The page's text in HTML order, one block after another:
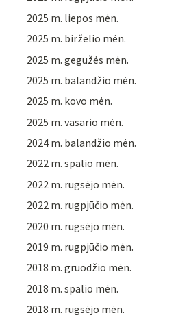
2025 m. liepos mėn.
2025 m. birželio mėn.
2025 m. gegužės mėn.
2025 m. balandžio mėn.
2025 m. kovo mėn.
2025 m. vasario mėn.
2024 m. balandžio mėn.
2022 m. spalio mėn.
2022 m. rugsėjo mėn.
2022 m. rugpjūčio mėn.
2020 m. rugsėjo mėn.
2019 m. rugpjūčio mėn.
2018 m. gruodžio mėn.
2018 m. spalio mėn.
2018 m. rugsėjo mėn.